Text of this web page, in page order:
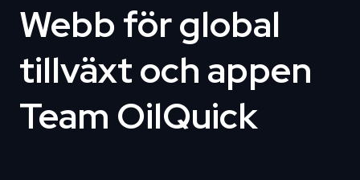
Webb för global
tillväxt och appen
Team OilQuick